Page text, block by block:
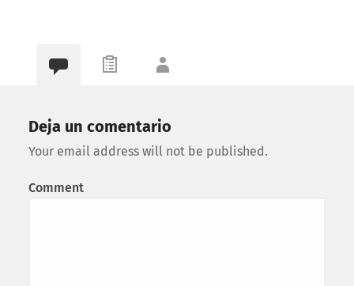
Deja un comentario
Your email address will not be published.
Comment